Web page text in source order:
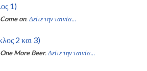
1)
Come on. Δείτε την ταινία...
2 και 3)
One More Beer. Δείτε την ταινία...